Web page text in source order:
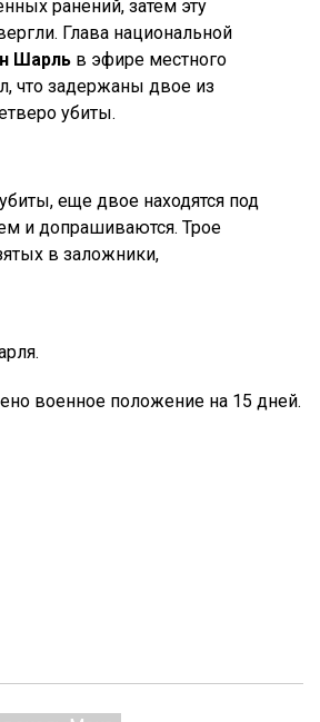
ранений, затем эту
Глава национальной
Шарль в эфире местного
что задержаны двое из
убиты.
еще двое находятся под
и допрашиваются. Трое
в заложники,
военное положение на 15 дней.